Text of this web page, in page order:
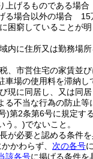
上げるものである場合
る場合以外の場合 15
困窮していることが
内に住所又は勤務場
、市営住宅の家賃並
車場の使用料を滞納し
現に同居し、又は同
る不当な行為の防止等
)第2条第6号に規定す
う。)でないこと。
が必要と認める条件を
かわらず、 次の各号
該各号に掲げる条件を